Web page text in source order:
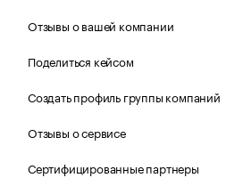
Отзывы о вашей компании
Поделиться кейсом
Создать профиль группы компаний
Отзывы о сервисе
Сертифицированные партнеры